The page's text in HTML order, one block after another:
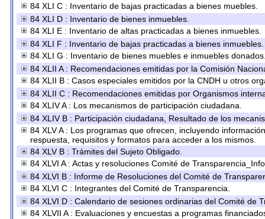
84 XLI C : Inventario de bajas practicadas a bienes muebles.
84 XLI D : Inventario de bienes inmuebles.
84 XLI E : Inventario de altas practicadas a bienes inmuebles.
84 XLI F : Inventario de bajas practicadas a bienes inmuebles.
84 XLI G : Inventario de bienes muebles e inmuebles
84 XLII A : Recomendaciones emitidas por la Comisión
84 XLII B : Casos especiales emitidos por la CNDH u otros
84 XLII C : Recomendaciones emitidas por Organismos
84 XLIV A : Los mecanismos de participación ciudadana.
84 XLIV B : Participación ciudadana, Resultado de los
84 XLV A : Los programas que ofrecen, incluyendo
respuesta, requisitos y formatos para acceder a los mismos.
84 XLV B : Trámites del Sujeto Obligado.
84 XLVI A : Actas y resoluciones Comité de
84 XLVI B : Informe de Resoluciones del Comité de
84 XLVI C : Integrantes del Comité de Transparencia.
84 XLVI D : Calendario de sesiones ordinarias del Comité de
84 XLVII A : Evaluaciones y encuestas a programas